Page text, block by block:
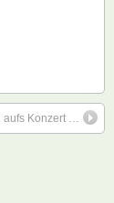
aufs Konzert …